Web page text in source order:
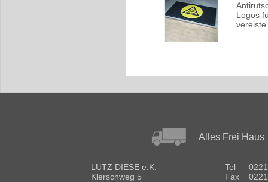
Logos
Alles Frei Haus
LUTZ DIESE e.K.
Klerschweg 5
Tel
Fax